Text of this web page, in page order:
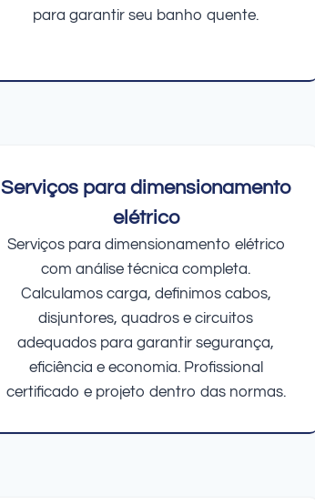
para garantir seu banho quente.
Serviços para dimensionamento
elétrico
Serviços para dimensionamento elétrico
com análise técnica completa.
Calculamos carga, definimos cabos,
disjuntores, quadros e circuitos
adequados para garantir segurança,
eficiência e economia. Profissional
certificado e projeto dentro das normas.